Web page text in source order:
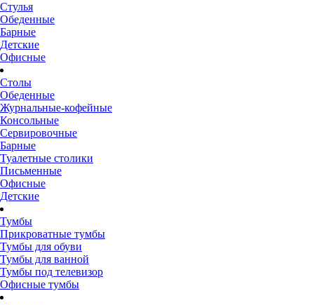
Стулья
Обеденные
Барные
Детские
Офисные
Столы
Обеденные
Журнальные-кофейные
Консольные
Сервировочные
Барные
Туалетные столики
Письменные
Офисные
Детские
Тумбы
Прикроватные тумбы
Тумбы для обуви
Тумбы для ванной
Тумбы под телевизор
Офисные тумбы